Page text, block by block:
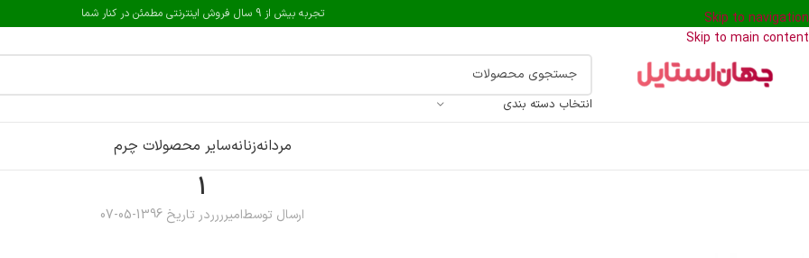
Skip to navigation
Skip to main content
تجربه بیش از 9 سال فروش اینترنتی مطمئن در کنار شما
انتخاب دسته بندی
مردانهزنانهسایر محصولات چرم
1
ارسال توسطامیرررردر تاریخ 1396-05-07